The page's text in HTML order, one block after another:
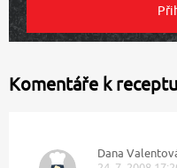
Komentáře k receptu
Dana